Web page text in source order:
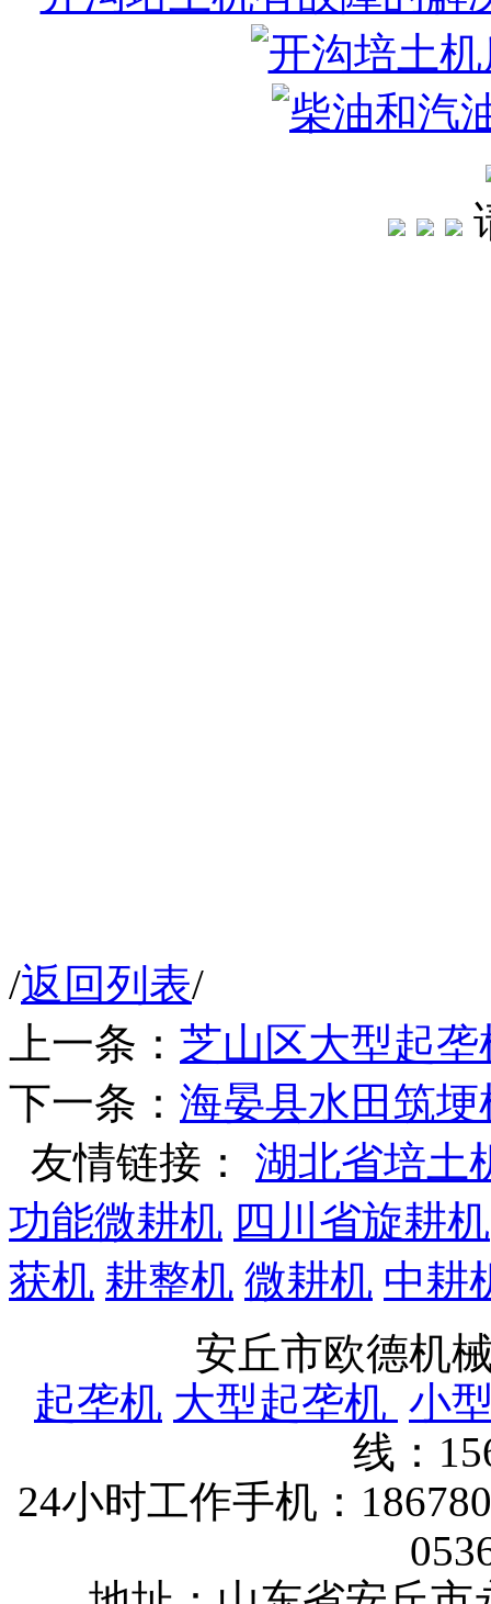
/返回列表/
上一条： 芝山区大型起垄
下一条： 海晏县水田筑埂
友情链接： 湖北省培土
功能微耕机 四川省旋耕机
获机 耕整机 微耕机 中耕
安丘市欧德机
起垄机 大型起垄机 小
线：
24小时工作手机：